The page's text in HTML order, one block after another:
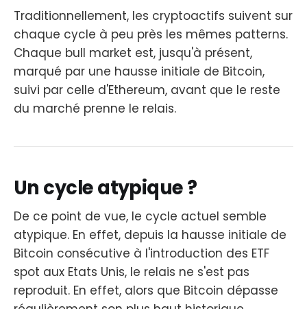
Traditionnellement, les cryptoactifs suivent sur
chaque cycle à peu près les mêmes patterns.
Chaque bull market est, jusqu'à présent,
marqué par une hausse initiale de Bitcoin,
suivi par celle d'Ethereum, avant que le reste
du marché prenne le relais.
Un cycle atypique ?
De ce point de vue, le cycle actuel semble
atypique. En effet, depuis la hausse initiale de
Bitcoin consécutive à l'introduction des ETF
spot aux Etats Unis, le relais ne s'est pas
reproduit. En effet, alors que Bitcoin dépasse